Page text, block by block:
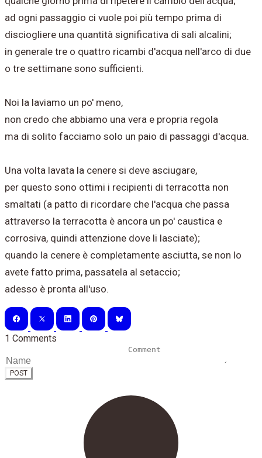
ad ogni passaggio ci vuole poi più tempo prima di
disciogliere una quantità significativa di sali alcalini;
in generale tre o quattro ricambi d'acqua nell'arco di due
o tre settimane sono sufficienti.
Noi la laviamo un po' meno,
non credo che abbiamo una vera e propria regola
ma di solito facciamo solo un paio di passaggi d'acqua.
Una volta lavata la cenere si deve asciugare,
per questo sono ottimi i recipienti di terracotta non
smaltati (a patto di ricordare che l'acqua che passa
attraverso la terracotta è ancora un po' caustica e
corrosiva, quindi attenzione dove li lasciate);
quando la cenere è completamente asciutta, se non lo
avete fatto prima, passatela al setaccio;
adesso è pronta all'uso.
1 Comments
POST